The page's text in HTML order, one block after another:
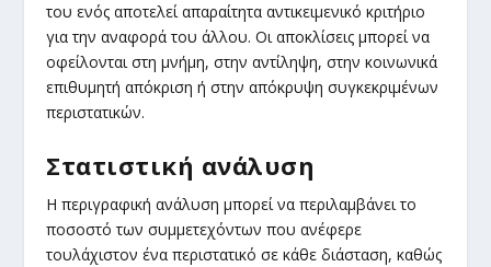
του ενός αποτελεί απαραίτητα αντικειμενικό κριτήριο
για την αναφορά του άλλου. Οι αποκλίσεις μπορεί να
οφείλονται στη μνήμη, στην αντίληψη, στην κοινωνικά
επιθυμητή απόκριση ή στην απόκρυψη συγκεκριμένων
περιστατικών.
Στατιστική ανάλυση
Η περιγραφική ανάλυση μπορεί να περιλαμβάνει το
ποσοστό των συμμετεχόντων που ανέφερε
τουλάχιστον ένα περιστατικό σε κάθε διάσταση, καθώς